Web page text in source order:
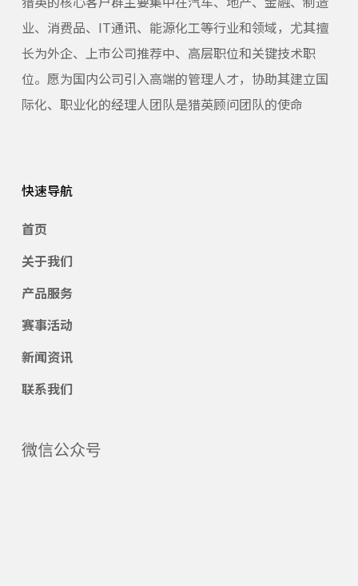
业、消费品、IT通讯、能源化工等行业和领域，尤其擅
长为外企、上市公司推荐中、高层职位和关键技术职
位。愿为国内公司引入高端的管理人才，协助其建立国
际化、职业化的经理人团队是猎英顾问团队的使命
快速导航
首页
关于我们
产品服务
赛事活动
新闻资讯
联系我们
微信公众号